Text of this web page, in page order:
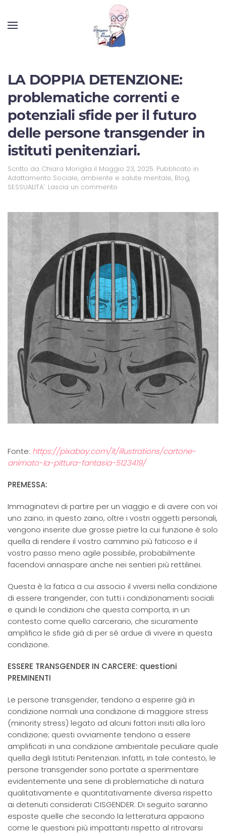
LA DOPPIA DETENZIONE:
problematiche correnti e
potenziali sfide per il futuro
delle persone transgender in
istituti penitenziari.
Scritto da Chiara Moriglia il Maggio 23, 2025. Pubblicato in
Adattamento Sociale, ambiente e salute mentale, Blog,
SESSUALITA'. Lascia un commento
Fonte: https://pixabay.com/it/illustrations/cartone-
animato-la-pittura-fantasia-5123419/
PREMESSA:
Immaginatevi di partire per un viaggio e di avere con voi
uno zaino; in questo zaino, oltre i vostri oggetti personali,
vengono inserite due grosse pietre la cui funzione è solo
quella di rendere il vostro cammino più faticoso e il
vostro passo meno agile possibile, probabilmente
facendovi annaspare anche nei sentieri più rettilinei.
Questa è la fatica a cui associo il viversi nella condizione
di essere trangender, con tutti i condizionamenti sociali
e quindi le condizioni che questa comporta, in un
contesto come quello carcerario, che sicuramente
amplifica le sfide già di per sé ardue di vivere in questa
condizione.
ESSERE TRANSGENDER IN CARCERE: questioni
PREMINENTI
Le persone transgender, tendono a esperire già in
condizione normali una condizione di maggiore stress
(minority stress) legato ad alcuni fattori insiti alla loro
condizione; questi ovviamente tendono a essere
amplificati in una condizione ambientale peculiare quale
quella degli Istituti Penitenziari. Infatti, in tale contesto, le
persone transgender sono portate a sperimentare
evidentemente una serie di problematiche di natura
qualitativamente e quantitativamente diversa rispetto
ai detenuti considerati CISGENDER. Di seguito saranno
esposte quelle che secondo la letteratura appaiono
come le questioni più impattanti rispetto al ritrovarsi